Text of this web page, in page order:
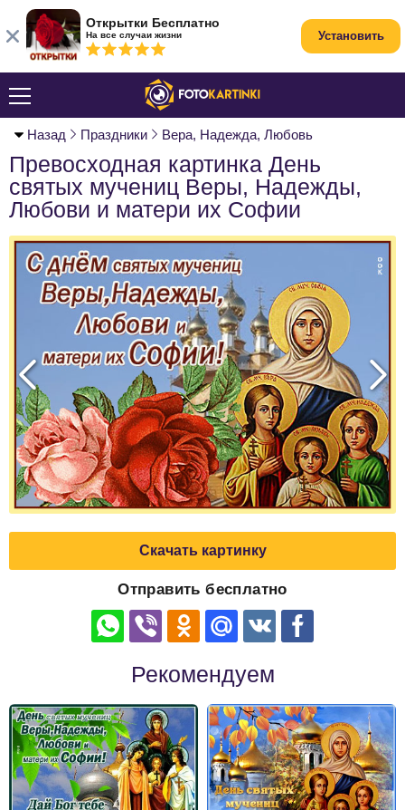
Назад Праздники Вера, Надежда, Любовь
Превосходная картинка День
святых мучениц Веры, Надежды,
Любови и матери их Софии
Скачать картинку
Отправить бесплатно
Рекомендуем
Открытки Бесплатно
На все случаи жизни Установить